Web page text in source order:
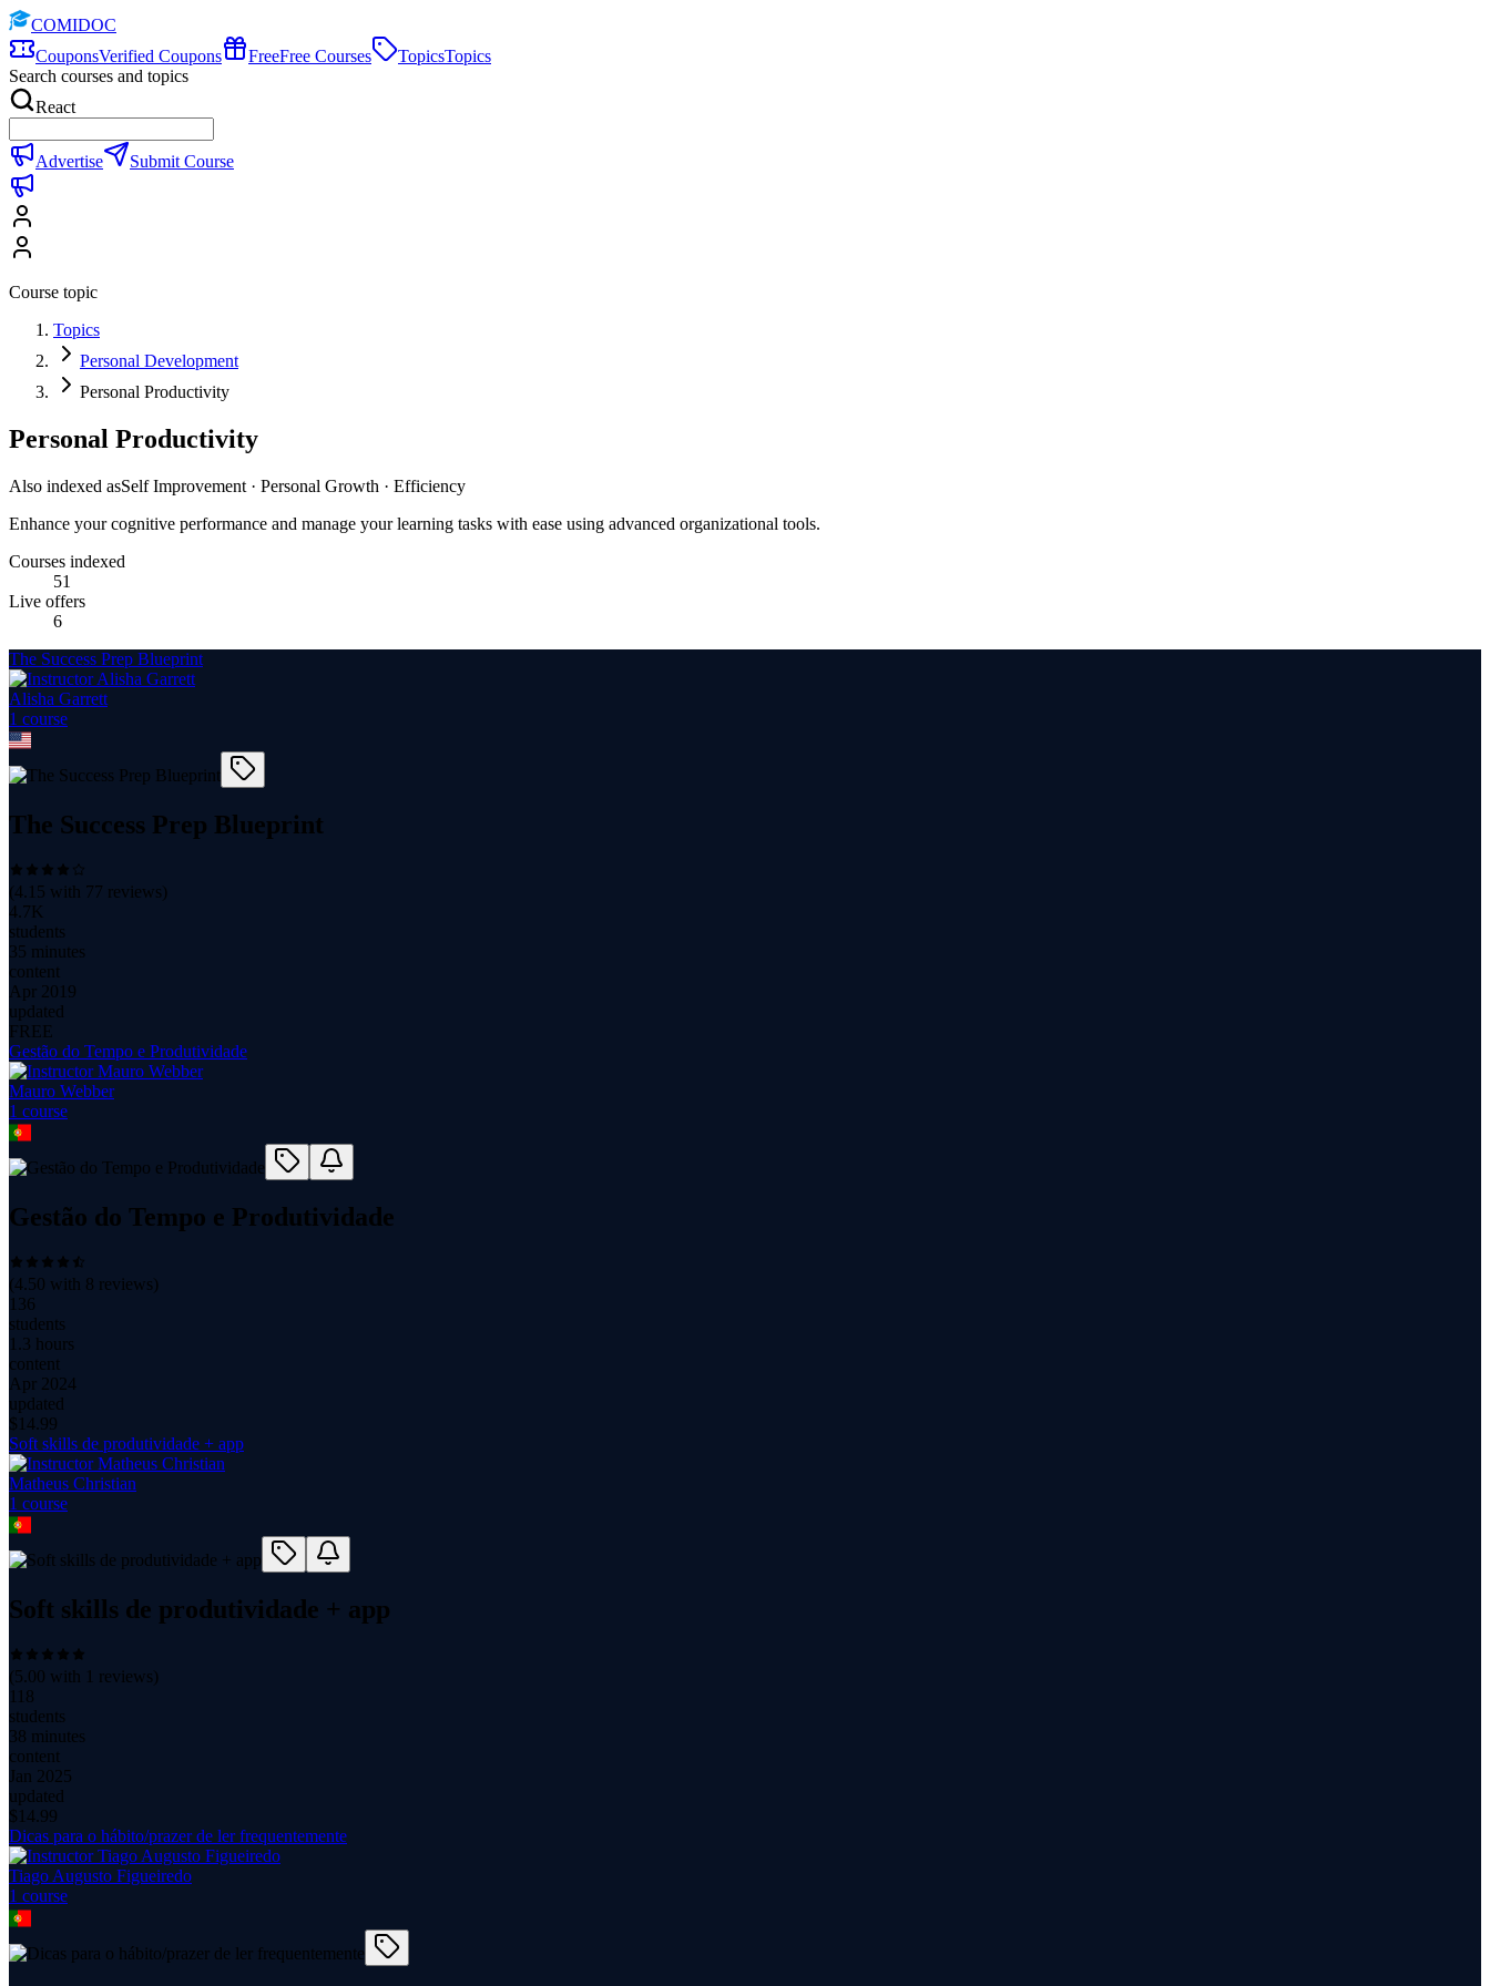
COMIDOC
CouponsVerified Coupons FreeFree Courses TopicsTopics
Search courses and topics
React
Advertise Submit Course
Course topic
Topics
Personal Development
Personal Productivity
Personal Productivity
Also indexed asSelf Improvement · Personal Growth · Efficiency
Enhance your cognitive performance and manage your learning tasks with ease using advanced organizational tools.
Courses indexed
51
Live offers
6
The Success Prep Blueprint
Alisha Garrett
1 course
The Success Prep Blueprint
(4.15 with 77 reviews)
4.7K
students
35 minutes
content
Apr 2019
updated
FREE
Gestão do Tempo e Produtividade
Mauro Webber
1 course
Gestão do Tempo e Produtividade
(4.50 with 8 reviews)
136
students
1.3 hours
content
Apr 2024
updated
$ 14.99
Soft skills de produtividade + app
Matheus Christian
1 course
Soft skills de produtividade + app
(5.00 with 1 reviews)
118
students
38 minutes
content
Jan 2025
updated
$ 14.99
Dicas para o hábito/prazer de ler frequentemente
Tiago Augusto Figueiredo
1 course